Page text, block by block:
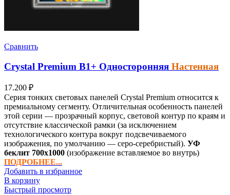
Сравнить
Crystal Premium B1+ Односторонняя Настенная
17.200 ₽
Серия тонких световых панелей Crystal Premium относится к
премиальному сегменту. Отличительная особенность панелей
этой серии — прозрачный корпус, световой контур по краям и
отсутствие классической рамки (за исключением
технологического контура вокруг подсвечиваемого
изображения, по умолчанию — серо-серебристый). УФ
беклит 700х1000 (изображение вставляемое во внутрь)
ПОДРОБНЕЕ...
Добавить в избранное
В корзину
Быстрый просмотр